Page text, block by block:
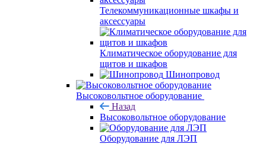
Телекоммуникационные шкафы и
аксессуары
Климатическое оборудование для
щитов и шкафов
Шинопровод
Высоковольтное оборудование
Назад
Высоковольтное оборудование
Оборудование для ЛЭП